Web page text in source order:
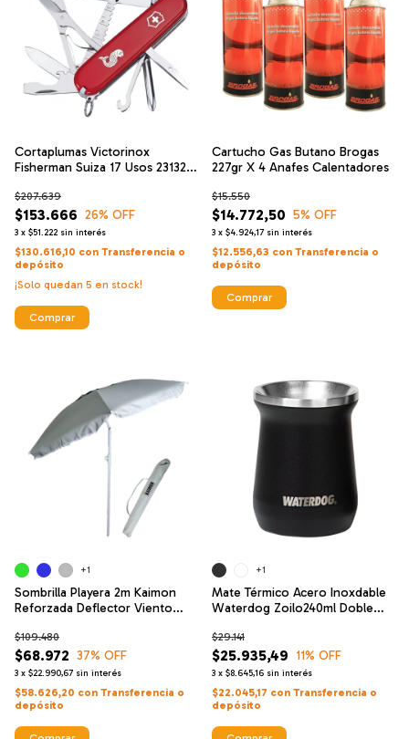
Cortaplumas Victorinox
Fisherman Suiza 17 Usos 23132
$153.666
$207.639
26% OFF
3 x $51.222 sin interés
$130.616,10 con Transferencia o
depósito
¡Solo quedan 5 en stock!
Comprar
Cartucho Gas Butano Brogas
227gr X 4 Anafes Calentadores
$14.772,50
$15.550
5% OFF
3 x $4.924,17 sin interés
$12.556,63 con Transferencia o
depósito
Sombrilla Playera 2m Kaimon
Reforzada Deflector Viento
$68.972
$109.480
37% OFF
3 x $22.990,67 sin interés
$58.626,20 con Transferencia o
depósito
+1
Mate Térmico Acero Inoxdable
Waterdog Zoilo240ml Doble
$25.935,49
$29.141
11% OFF
3 x $8.645,16 sin interés
$22.045,17 con Transferencia o
depósito
+1